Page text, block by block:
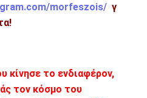
morfeszois/ γ
κίνησε το ενδιαφέρον,
τον κόσμο του